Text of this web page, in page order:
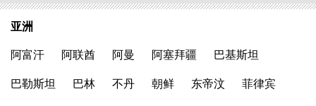
亚洲
阿富汗 阿联酋 阿曼 阿塞拜疆 巴基斯坦
巴勒斯坦 巴林 不丹 朝鲜 东帝汶 菲律宾